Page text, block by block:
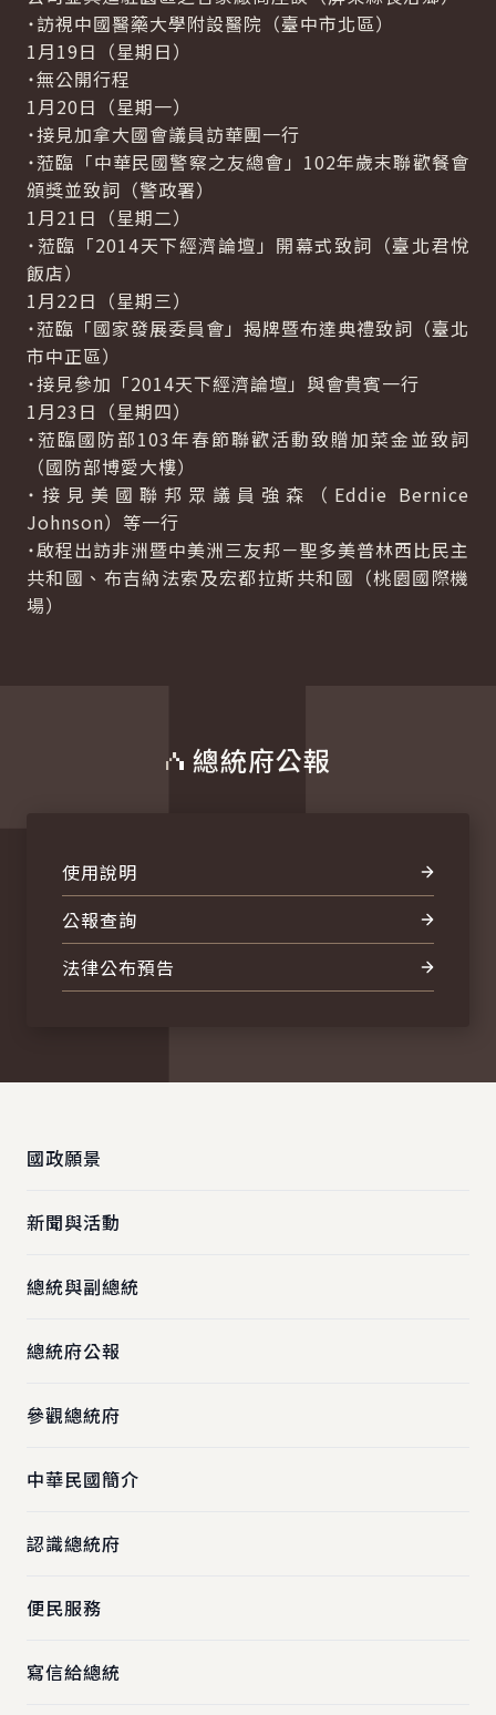
˙訪視中國醫藥大學附設醫院（臺中市北區）
1月19日（星期日）
˙無公開行程
1月20日（星期一）
˙接見加拿大國會議員訪華團一行
˙蒞臨「中華民國警察之友總會」102年歲末聯歡餐會
頒獎並致詞（警政署）
1月21日（星期二）
˙蒞臨「2014天下經濟論壇」開幕式致詞（臺北君悅
飯店）
1月22日（星期三）
˙蒞臨「國家發展委員會」揭牌暨布達典禮致詞（臺北
市中正區）
˙接見參加「2014天下經濟論壇」與會貴賓一行
1月23日（星期四）
˙蒞臨國防部103年春節聯歡活動致贈加菜金並致詞
（國防部博愛大樓）
˙接見美國聯邦眾議員強森（ Eddie Bernice
Johnson）等一行
˙啟程出訪非洲暨中美洲三友邦－聖多美普林西比民主
共和國、布吉納法索及宏都拉斯共和國（桃園國際機
場）
總統府公報
使用說明
公報查詢
法律公布預告
國政願景
新聞與活動
總統與副總統
總統府公報
參觀總統府
中華民國簡介
認識總統府
便民服務
寫信給總統